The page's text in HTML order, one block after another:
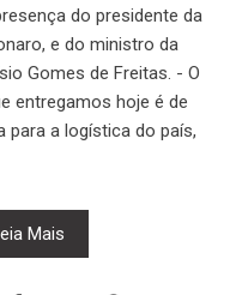
do presidente da
e do ministro da
Gomes de Freitas. - O
entregamos hoje é de
para a logística do país,
Mais